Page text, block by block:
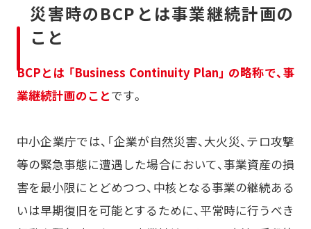
災害時のBCPとは事業継続計画の
こと
BCPとは 「Business Continuity Plan」 の略称で、事
業継続計画のことです。
中小企業庁では、「企業が自然災害、大火災、テロ攻撃
等の緊急事態に遭遇した場合において、事業資産の損
害を最小限にとどめつつ、中核となる事業の継続ある
いは早期復旧を可能とするために、平常時に行うべき